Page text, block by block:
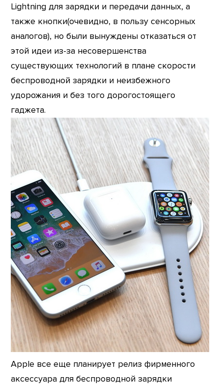
Lightning для зарядки и передачи данных, а
также кнопки(очевидно, в пользу сенсорных
аналогов), но были вынуждены отказаться от
этой идеи из-за несовершенства
существующих технологий в плане скорости
беспроводной зарядки и неизбежного
удорожания и без того дорогостоящего
гаджета.
Apple все еще планирует релиз фирменного
аксессуара для беспроводной зарядки